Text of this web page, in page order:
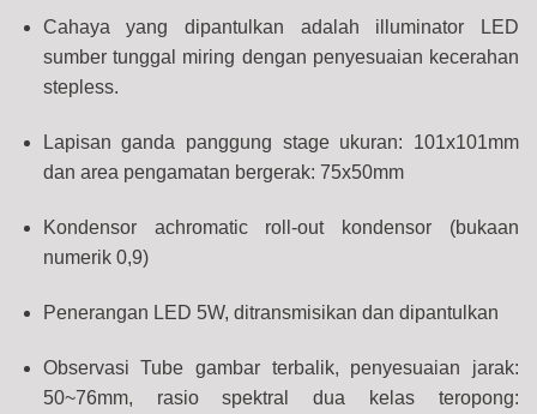
Cahaya yang dipantulkan adalah illuminator LED
sumber tunggal miring dengan penyesuaian kecerahan
stepless.
Lapisan ganda panggung stage ukuran: 101x101mm
dan area pengamatan bergerak: 75x50mm
Kondensor achromatic roll-out kondensor (bukaan
numerik 0,9)
Penerangan LED 5W, ditransmisikan dan dipantulkan
Observasi Tube gambar terbalik, penyesuaian jarak:
50~76mm, rasio spektral dua kelas teropong: